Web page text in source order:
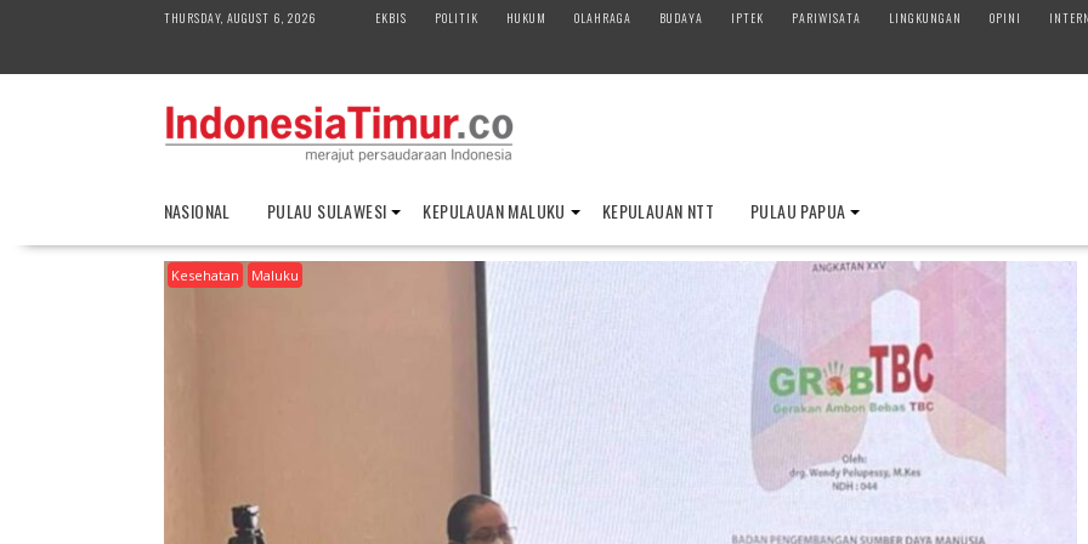
THURSDAY, AUGUST 6, 2026 EKBIS POLITIK HUKUM OLAHRAGA BUDAYA IPTEK PARIWISATA LINGKUNGAN OPINI
NASIONAL PULAU SULAWESI KEPULAUAN MALUKU KEPULAUAN NTT PULAU PAPUA
Kesehatan Maluku